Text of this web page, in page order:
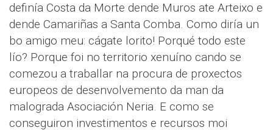
definía Costa da Morte dende Muros ate Arteixo e
dende Camariñas a Santa Comba. Como diría un
bo amigo meu: cágate lorito! Porqué todo este
lío? Porque foi no territorio xenuíno cando se
comezou a traballar na procura de proxectos
europeos de desenvolvemento da man da
malograda Asociación Neria. E como se
conseguiron investimentos e recursos moi